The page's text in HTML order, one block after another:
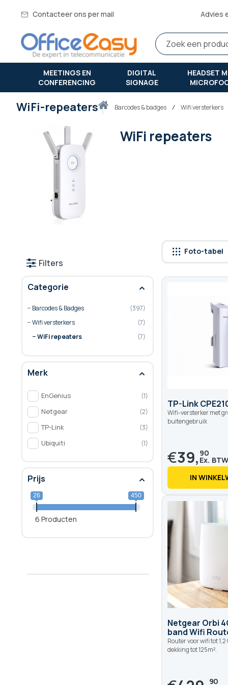
Contacteer ons per mail Advies
MEETINGS EN
CONFERENCING
DIGITAL
SIGNAGE
HEADSET
Thuisbarcodes & badges Wifi versterkers
WiFi-repeaters
WiFi repeaters
Foto-tabel
TP-Link
Wifi-versterker met
buitengebruik
€39, 90
IN
Netgear Orbi
band Wifi
Router voor wifi tot
dekking tot 125m².
90
Filters
Categorie
Barcodes & Badges
397
Wifi versterkers
7
WiFi repeaters
7
Merk
EnGenius 1
Netgear 2
TP-Link 3
Ubiquiti 1
Prijs
26 450
6 Producten